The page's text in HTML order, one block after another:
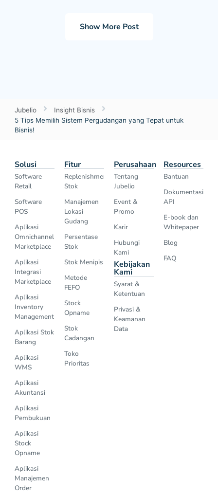
Show More Post
Jubelio
Insight Bisnis
5 Tips Memilih Sistem Pergudangan yang Tepat untuk
Bisnis!
Solusi
Software
Retail
Software
POS
Aplikasi
Omnichannel
Marketplace
Aplikasi
Integrasi
Marketplace
Aplikasi
Inventory
Management
Aplikasi Stok
Barang
Aplikasi
WMS
Aplikasi
Akuntansi
Aplikasi
Pembukuan
Aplikasi
Stock
Opname
Aplikasi
Manajemen
Order
Fitur
Replenishment
Stok
Manajemen
Lokasi
Gudang
Persentase
Stok
Stok Menipis
Metode
FEFO
Stock
Opname
Stok
Cadangan
Toko
Prioritas
Perusahaan
Tentang
Jubelio
Event &
Promo
Karir
Hubungi
Kami
Kebijakan
Kami
Syarat &
Ketentuan
Privasi &
Keamanan
Data
Resources
Bantuan
Dokumentasi
API
E-book dan
Whitepaper
Blog
FAQ